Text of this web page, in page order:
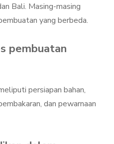
Bali. Masing-masing
yang berbeda.
pembuatan
persiapan bahan,
dan pewarnaan